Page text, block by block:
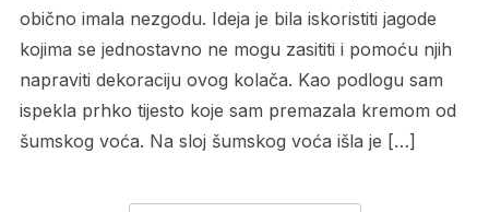
obično imala nezgodu. Ideja je bila iskoristiti jagode
kojima se jednostavno ne mogu zasititi i pomoću njih
napraviti dekoraciju ovog kolača. Kao podlogu sam
ispekla prhko tijesto koje sam premazala kremom od
šumskog voća. Na sloj šumskog voća išla je […]